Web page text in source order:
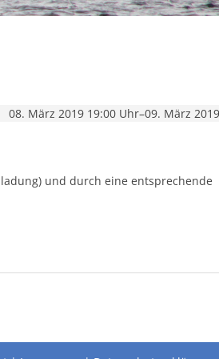
08. März 2019 19:00 Uhr–09. März